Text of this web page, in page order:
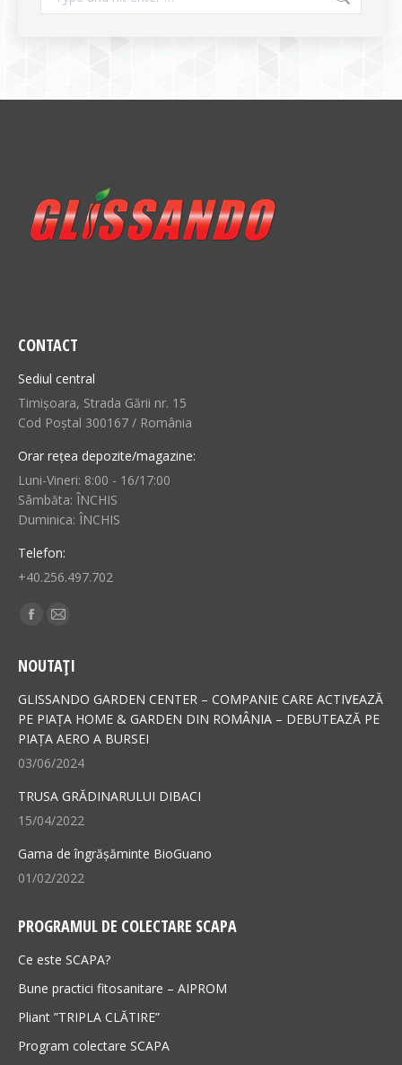
CONTACT
Sediul central
Timișoara, Strada Gării nr. 15
Cod Poștal 300167 / România
Orar rețea depozite/magazine:
Luni-Vineri: 8:00 - 16/17:00
Sâmbăta: ÎNCHIS
Duminica: ÎNCHIS
Telefon:
+40.256.497.702
Find us on:
Facebook
opens
in
new
window
Mail
opens
in
new
window
NOUTAȚI
GLISSANDO GARDEN CENTER – COMPANIE CARE ACTIVEAZĂ
PE PIAȚA HOME & GARDEN DIN ROMÂNIA – DEBUTEAZĂ PE
PIAȚA AERO A BURSEI
03/06/2024
TRUSA GRĂDINARULUI DIBACI
15/04/2022
Gama de îngrășăminte BioGuano
01/02/2022
PROGRAMUL DE COLECTARE SCAPA
Ce este SCAPA?
Bune practici fitosanitare – AIPROM
Pliant ”TRIPLA CLĂTIRE”
Program colectare SCAPA